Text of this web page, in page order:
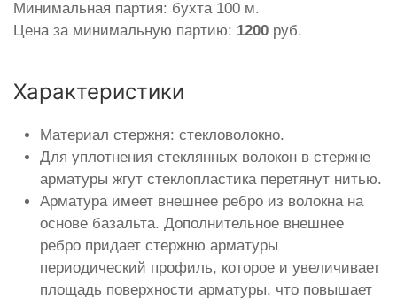
Минимальная партия: бухта 100 м.
Цена за минимальную партию: 1200 руб.
Характеристики
Материал стержня: стекловолокно.
Для уплотнения стеклянных волокон в стержне
арматуры жгут стеклопластика перетянут нитью.
Арматура имеет внешнее ребро из волокна на
основе базальта. Дополнительное внешнее
ребро придает стержню арматуры
периодический профиль, которое и увеличивает
площадь поверхности арматуры, что повышает